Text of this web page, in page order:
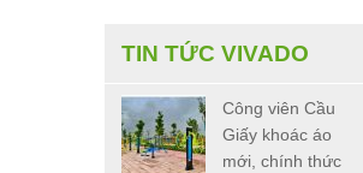
TIN TỨC VIVADO
Công viên Cầu
Giấy khoác áo
mới, chính thức